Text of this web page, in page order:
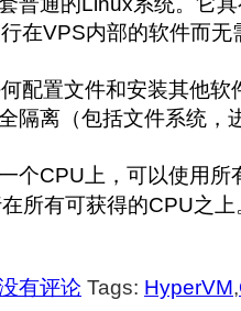
在VPS内部的软件而
置文件和安装其他软
离（包括文件系统，
CPU上，可以使用所
所有可获得的CPU之上
有评论 Tags: HyperVM,